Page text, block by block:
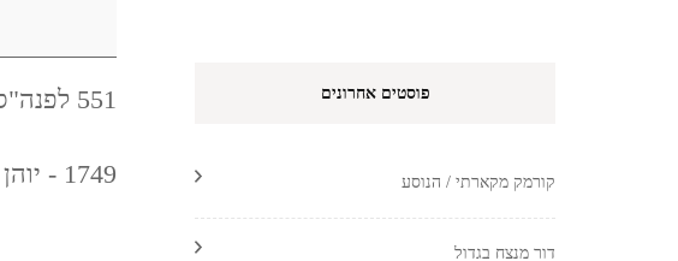
551 לפנה"ס - קונפוציוס
1749 - יוהן וולפגנג גתה
פוסטים אחרונים
קורמק מקארתי / הנוסע
דור מנצח בגדול